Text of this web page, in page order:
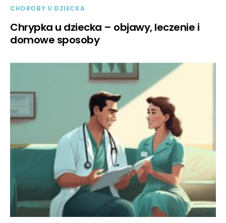
CHOROBY U DZIECKA
Chrypka u dziecka – objawy, leczenie i
domowe sposoby